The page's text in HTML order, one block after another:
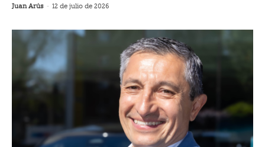
Juan Arús - 12 de julio de 2026